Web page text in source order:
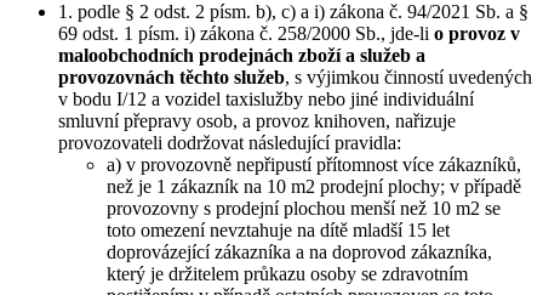
1. podle § 2 odst. 2 písm. b), c) a i) zákona č. 94/2021 Sb. a §
69 odst. 1 písm. i) zákona č. 258/2000 Sb., jde-li o provoz v
maloobchodních prodejnách zboží a služeb a
provozovnách těchto služeb, s výjimkou činností uvedených
v bodu I/12 a vozidel taxislužby nebo jiné individuální
smluvní přepravy osob, a provoz knihoven, nařizuje
provozovateli dodržovat následující pravidla:
a) v provozovně nepřipustí přítomnost více zákazníků,
než je 1 zákazník na 10 m2 prodejní plochy; v případě
provozovny s prodejní plochou menší než 10 m2 se
toto omezení nevztahuje na dítě mladší 15 let
doprovázející zákazníka a na doprovod zákazníka,
který je držitelem průkazu osoby se zdravotním